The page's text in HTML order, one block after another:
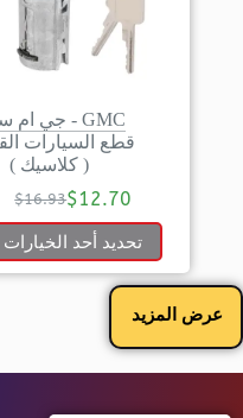
GMC - جي ام سي
قطع السيارات
( كلاسيك )
$16.93$12.70
تحديد أحد الخيارات
عرض المزيد